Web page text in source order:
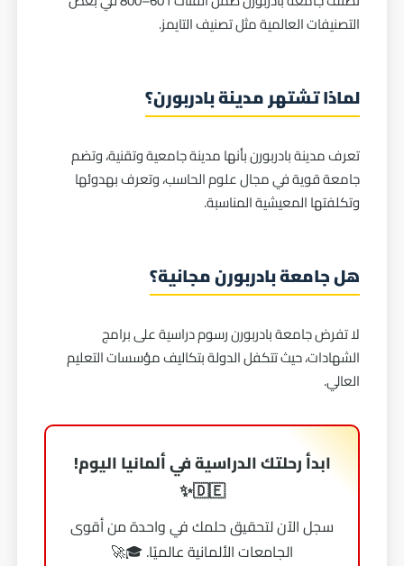
التصنيفات العالمية مثل تصنيف التايمز.
لماذا تشتهر مدينة بادربورن؟
تعرف مدينة بادربورن بأنها مدينة جامعية وتقنية، وتضم
جامعة قوية في مجال علوم الحاسب، وتعرف بهدوئها
وتكلفتها المعيشية المناسبة.
هل جامعة بادربورن مجانية؟
لا تفرض جامعة بادربورن رسوم دراسية على برامج
الشهادات، حيث تتكفل الدولة بتكاليف مؤسسات التعليم
العالي.
ابدأ رحلتك الدراسية في ألمانيا اليوم!
🇩🇪✨
سجل الآن لتحقيق حلمك في واحدة من أقوى
الجامعات الألمانية عالميًا. 🎓🚀